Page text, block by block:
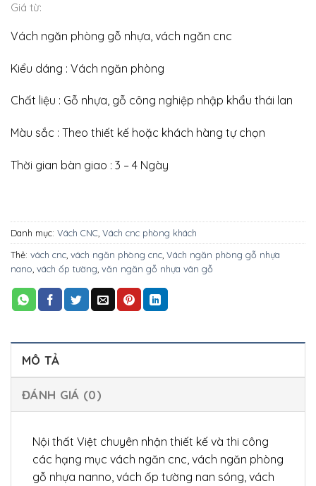
Giá từ:
Vách ngăn phòng gỗ nhựa, vách ngăn cnc
Kiểu dáng : Vách ngăn phòng
Chất liệu : Gỗ nhựa, gỗ công nghiệp nhập khẩu thái lan
Màu sắc : Theo thiết kế hoặc khách hàng tự chọn
Thời gian bàn giao : 3 – 4 Ngày
Danh mục: Vách CNC Vách cnc phòng khách
Thẻ: vách cnc vách ngăn phòng cnc Vách ngăn phòng gỗ nhựa
nano vách ốp tường văn ngăn gỗ nhựa vân gỗ
MÔ TẢ
ĐÁNH GIÁ (0)
Nội thất Việt chuyên nhận thiết kế và thi công
các hạng mục vách ngăn cnc, vách ngăn phòng
gỗ nhựa nanno, vách ốp tường nan sóng, vách